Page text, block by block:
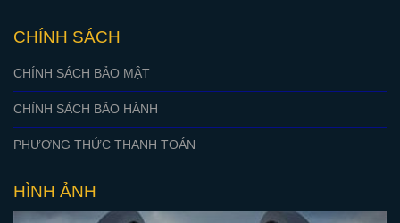
CHÍNH SÁCH
CHÍNH SÁCH BẢO MẬT
CHÍNH SÁCH BẢO HÀNH
PHƯƠNG THỨC THANH TOÁN
HÌNH ẢNH